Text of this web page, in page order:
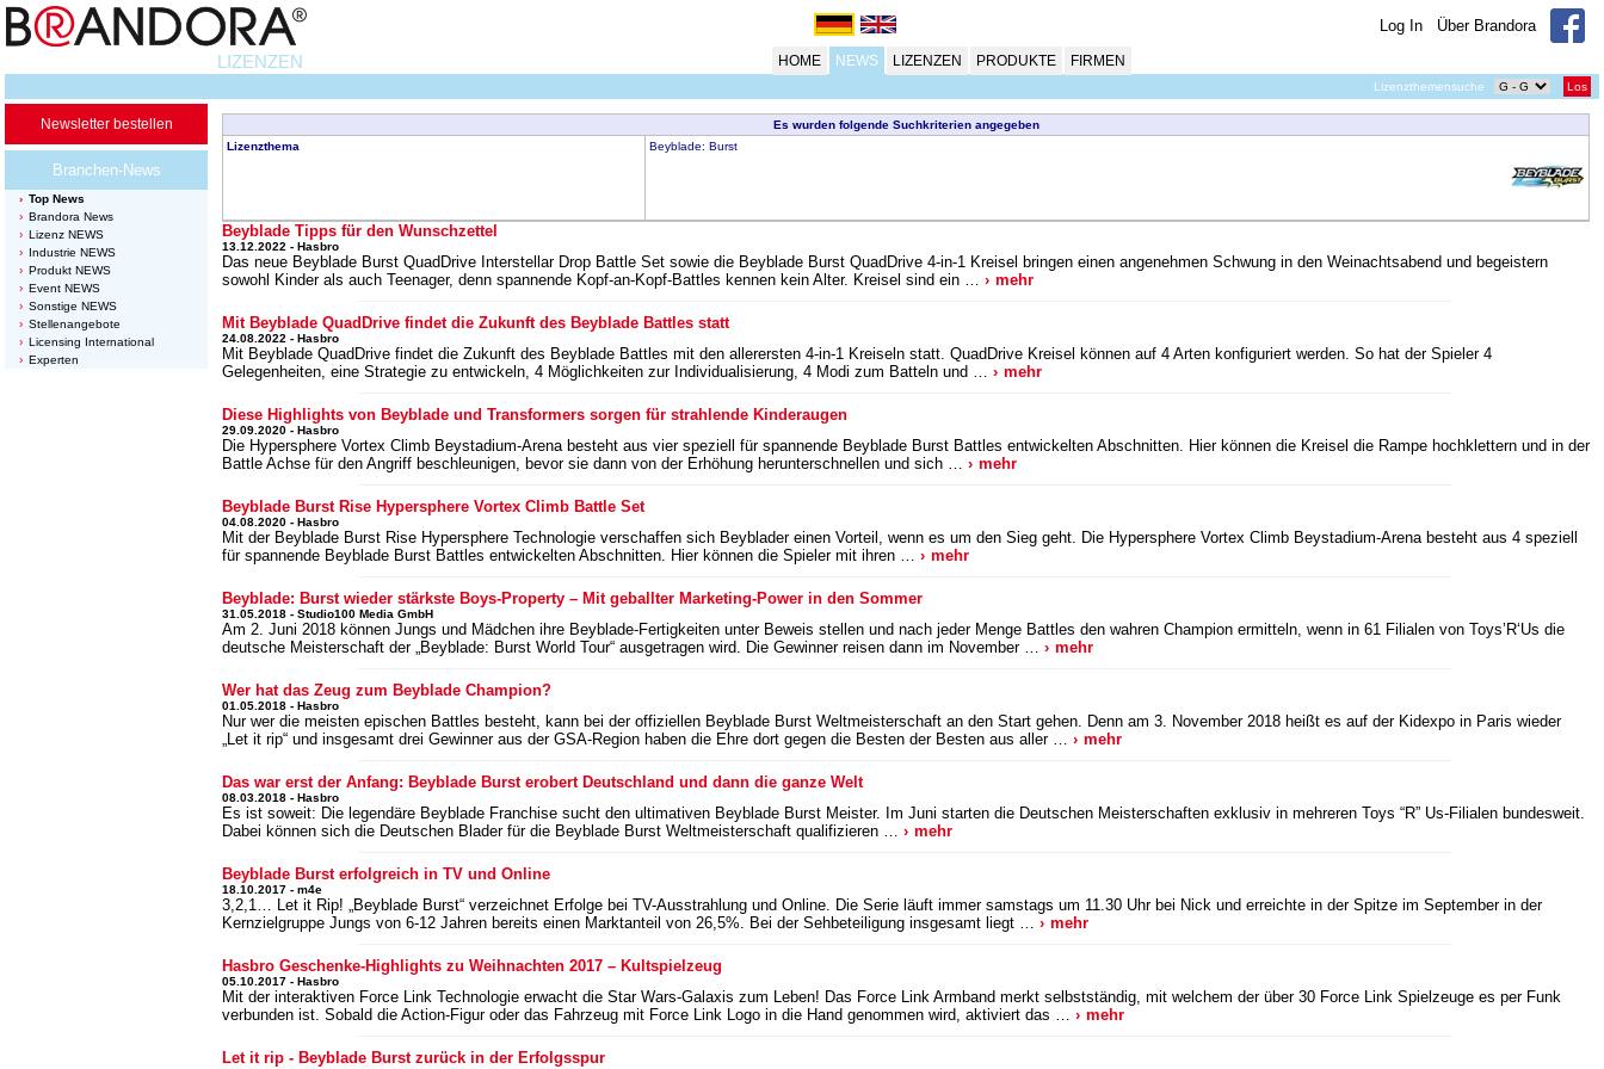
Log In Über Brandora
LIZENZEN HOME NEWS LIZENZEN PRODUKTE FIRMEN
Lizenzthemensuche Los
Newsletter bestellen
Branchen-News
Top News
Brandora News
Lizenz NEWS
Industrie NEWS
Produkt NEWS
Event NEWS
Sonstige NEWS
Stellenangebote
Licensing International
Experten
Es wurden folgende Suchkriterien angegeben
Lizenzthema
Beyblade: Burst
Beyblade Tipps für den Wunschzettel
13.12.2022 - Hasbro
Das neue Beyblade Burst QuadDrive Interstellar Drop Battle Set sowie die Beyblade Burst QuadDrive 4-in-1 Kreisel bringen einen angenehmen Schwung in den Weinachtsabend und begeistern
sowohl Kinder als auch Teenager, denn spannende Kopf-an-Kopf-Battles kennen kein Alter. Kreisel sind ein …
mehr
Mit Beyblade QuadDrive findet die Zukunft des Beyblade Battles statt
24.08.2022 - Hasbro
Mit Beyblade QuadDrive findet die Zukunft des Beyblade Battles mit den allerersten 4-in-1 Kreiseln statt. QuadDrive Kreisel können auf 4 Arten konfiguriert werden. So hat der Spieler 4
Gelegenheiten, eine Strategie zu entwickeln, 4 Möglichkeiten zur Individualisierung, 4 Modi zum Batteln und …
mehr
Diese Highlights von Beyblade und Transformers sorgen für strahlende Kinderaugen
29.09.2020 - Hasbro
Die Hypersphere Vortex Climb Beystadium-Arena besteht aus vier speziell für spannende Beyblade Burst Battles entwickelten Abschnitten. Hier können die Kreisel die Rampe hochklettern und in der
Battle Achse für den Angriff beschleunigen, bevor sie dann von der Erhöhung herunterschnellen und sich …
mehr
Beyblade Burst Rise Hypersphere Vortex Climb Battle Set
04.08.2020 - Hasbro
Mit der Beyblade Burst Rise Hypersphere Technologie verschaffen sich Beyblader einen Vorteil, wenn es um den Sieg geht. Die Hypersphere Vortex Climb Beystadium-Arena besteht aus 4 speziell
für spannende Beyblade Burst Battles entwickelten Abschnitten. Hier können die Spieler mit ihren …
mehr
Beyblade: Burst wieder stärkste Boys-Property – Mit geballter Marketing-Power in den Sommer
31.05.2018 - Studio100 Media GmbH
Am 2. Juni 2018 können Jungs und Mädchen ihre Beyblade-Fertigkeiten unter Beweis stellen und nach jeder Menge Battles den wahren Champion ermitteln, wenn in 61 Filialen von Toys’R‘Us die
deutsche Meisterschaft der „Beyblade: Burst World Tour“ ausgetragen wird. Die Gewinner reisen dann im November …
mehr
Wer hat das Zeug zum Beyblade Champion?
01.05.2018 - Hasbro
Nur wer die meisten epischen Battles besteht, kann bei der offiziellen Beyblade Burst Weltmeisterschaft an den Start gehen. Denn am 3. November 2018 heißt es auf der Kidexpo in Paris wieder
„Let it rip“ und insgesamt drei Gewinner aus der GSA-Region haben die Ehre dort gegen die Besten der Besten aus aller …
mehr
Das war erst der Anfang: Beyblade Burst erobert Deutschland und dann die ganze Welt
08.03.2018 - Hasbro
Es ist soweit: Die legendäre Beyblade Franchise sucht den ultimativen Beyblade Burst Meister. Im Juni starten die Deutschen Meisterschaften exklusiv in mehreren Toys “R” Us-Filialen bundesweit.
Dabei können sich die Deutschen Blader für die Beyblade Burst Weltmeisterschaft qualifizieren …
mehr
Beyblade Burst erfolgreich in TV und Online
18.10.2017 - m4e
3,2,1… Let it Rip! „Beyblade Burst“ verzeichnet Erfolge bei TV-Ausstrahlung und Online. Die Serie läuft immer samstags um 11.30 Uhr bei Nick und erreichte in der Spitze im September in der
Kernzielgruppe Jungs von 6-12 Jahren bereits einen Marktanteil von 26,5%. Bei der Sehbeteiligung insgesamt liegt …
mehr
Hasbro Geschenke-Highlights zu Weihnachten 2017 – Kultspielzeug
05.10.2017 - Hasbro
Mit der interaktiven Force Link Technologie erwacht die Star Wars-Galaxis zum Leben! Das Force Link Armband merkt selbstständig, mit welchem der über 30 Force Link Spielzeuge es per Funk
verbunden ist. Sobald die Action-Figur oder das Fahrzeug mit Force Link Logo in die Hand genommen wird, aktiviert das …
mehr
Let it rip - Beyblade Burst zurück in der Erfolgsspur